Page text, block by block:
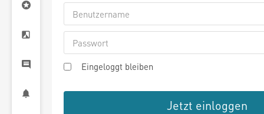
Eingeloggt bleiben
Jetzt einloggen